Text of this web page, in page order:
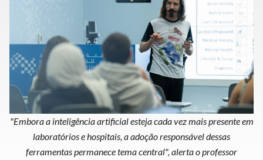
"Embora a inteligência artificial esteja cada vez mais presente em
laboratórios e hospitais, a adoção responsável dessas
ferramentas permanece tema central", alerta o professor